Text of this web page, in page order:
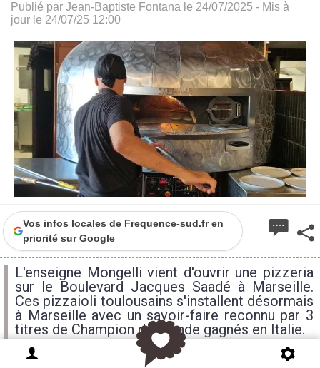
Publié par Jean-Baptiste Fontana le 24/07/2025 - Mis à
jour le 24/07/25 12:00
Vos infos locales de Frequence-sud.fr en
priorité sur Google
L'enseigne Mongelli vient d'ouvrir une pizzeria
sur le Boulevard Jacques Saadé à Marseille.
Ces pizzaioli toulousains s'installent désormais
à Marseille avec un savoir-faire reconnu par 3
titres de Champion du monde gagnés en Italie.